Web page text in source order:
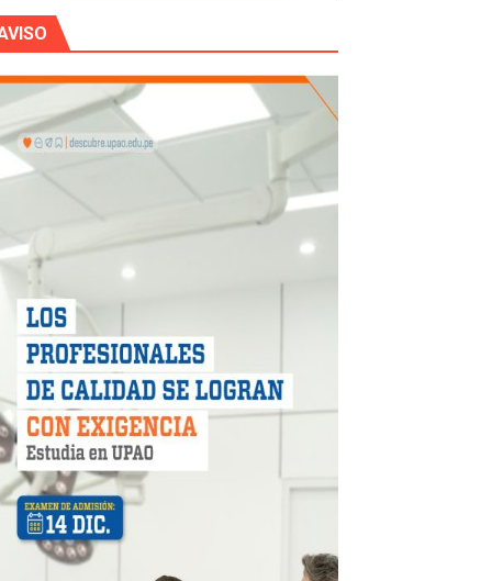
en primer semestre de 2026
móvil en el primer semestre de 2026
DE LA LIBERTAD"
CON ENERGÍA” DE HIDRANDINA
de paga mientras no estés en casa
DE FLORENCIA DE MORA
MÍNIMAS DE SEGURIDAD
con Checa tu señal
EN EL SORTEO POR FIESTAS PATRIAS DE
DEUDAS ELÉCTRICAS